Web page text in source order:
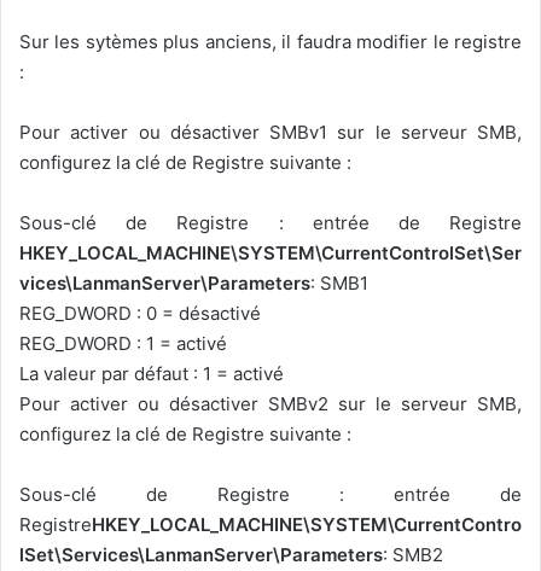
Sur les sytèmes plus anciens, il faudra modifier le registre
:
Pour activer ou désactiver SMBv1 sur le serveur SMB,
configurez la clé de Registre suivante :
Sous-clé de Registre : entrée de Registre
HKEY_LOCAL_MACHINE\SYSTEM\CurrentControlSet\Ser
vices\LanmanServer\Parameters: SMB1
REG_DWORD : 0 = désactivé
REG_DWORD : 1 = activé
La valeur par défaut : 1 = activé
Pour activer ou désactiver SMBv2 sur le serveur SMB,
configurez la clé de Registre suivante :
Sous-clé de Registre : entrée de
RegistreHKEY_LOCAL_MACHINE\SYSTEM\CurrentContro
lSet\Services\LanmanServer\Parameters: SMB2